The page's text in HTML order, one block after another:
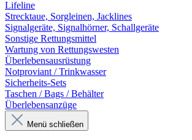
Lifeline
Strecktaue, Sorgleinen, Jacklines
Signalgeräte, Signalhörner, Schallgeräte
Sonstige Rettungsmittel
Wartung von Rettungswesten
Überlebensausrüstung
Notproviant / Trinkwasser
Sicherheits-Sets
Taschen / Bags / Behälter
Überlebensanzüge
Menü schließen